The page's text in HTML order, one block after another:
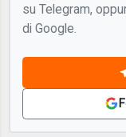
su Telegram,
di Google.